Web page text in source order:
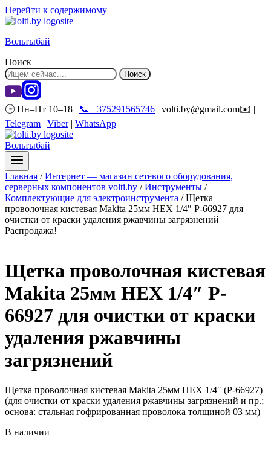
Перейти к содержимому
Вольтыбай
Поиск
Поиск
🕒 Пн–Пт 10–18 | 📞 +375291565746 | volti.by@gmail.com✉️ |
Telegram | Viber| WhatsApp
Вольтыбай
Главная / Интернет — магазин сетевого оборудования,
серверных компонентов volti.by / Инструменты /
Комплектующие для электроинструмента / Щетка
проволочная кистевая Makita 25мм HEX 1/4″ P-66927 для
очистки от краски удаления ржавчины загрязнений
Распродажа!
Щетка проволочная кистевая
Makita 25мм HEX 1/4″ P-
66927 для очистки от краски
удаления ржавчины
загрязнений
Щетка проволочная кистевая Makita 25мм HEX 1/4″ (P-66927)
(для очистки от краски удаления ржавчины загрязнений и пр.;
основа: стальная гофрированная проволока толщиной 03 мм)
В наличии